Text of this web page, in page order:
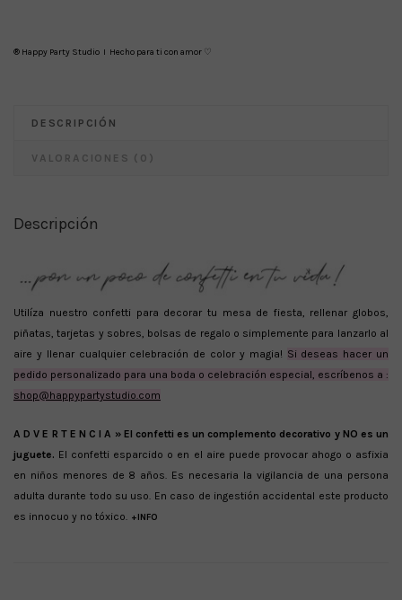
® Happy Party Studio I Hecho para ti con amor ♡
DESCRIPCIÓN
VALORACIONES (0)
Descripción
Utilíza nuestro confetti para decorar tu mesa de fiesta, rellenar globos,
piñatas, tarjetas y sobres, bolsas de regalo o simplemente para lanzarlo al
aire y llenar cualquier celebración de color y magia! Si deseas hacer un
pedido personalizado para una boda o celebración especial, escríbenos a :
shop@happypartystudio.com
A D V E R T E N C I A » El confetti es un complemento decorativo y NO es un
juguete. El confetti esparcido o en el aire puede provocar ahogo o asfixia
en niños menores de 8 años. Es necesaria la vigilancia de una persona
adulta durante todo su uso. En caso de ingestión accidental este producto
es innocuo y no tóxico. +INFO